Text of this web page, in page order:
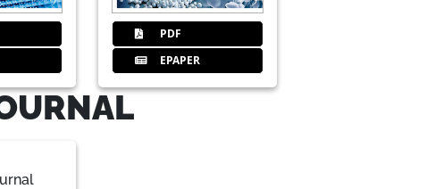
PDF
EPAPER